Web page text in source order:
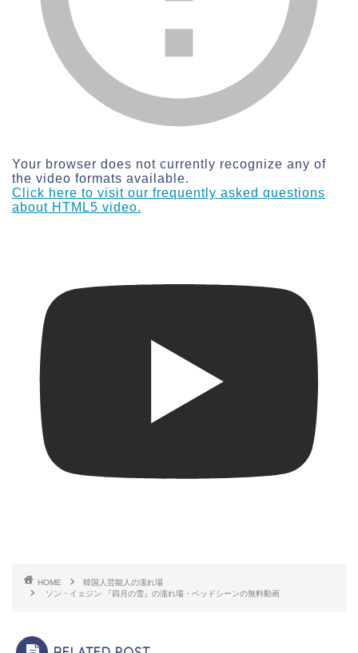
Your browser does not currently recognize any of
the video formats available.
Click here to visit our frequently asked questions
about HTML5 video.
HOME
韓国人芸能人の濡れ場
ソン・イェジン 『四月の雪』の濡れ場・ベッドシーンの無料動画